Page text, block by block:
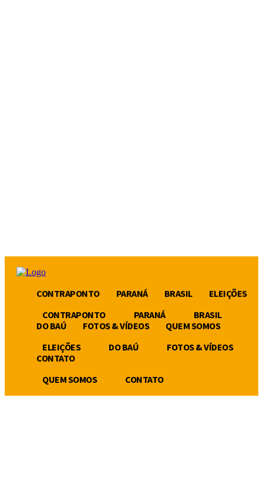
CONTRAPONTO PARANÁ BRASIL
ELEIÇÕES DO BAÚ FOTOS & VÍDEOS
QUEM SOMOS CONTATO
CONTRAPONTO PARANÁ BRASIL ELEIÇÕES
DO BAÚ FOTOS & VÍDEOS QUEM SOMOS
CONTATO